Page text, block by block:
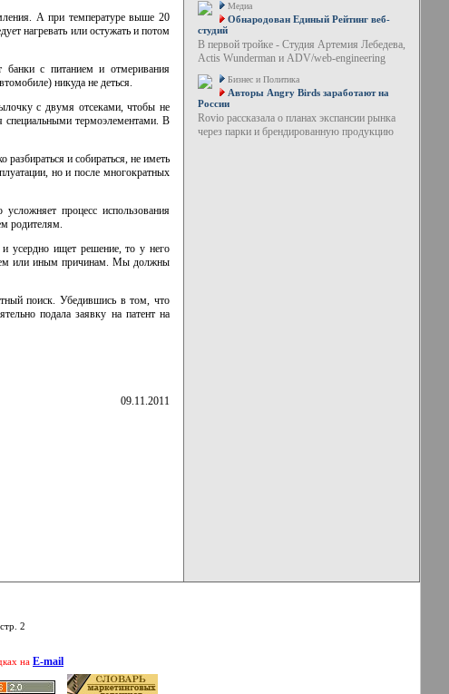
А при температуре выше 20
нагревать или остужать и потом
с питанием и отмеривания
никуда не деться.
с двумя отсеками, чтобы не
специальными термоэлементами. В
и собираться, не иметь
но и после многократных
процесс использования
родителям.
усердно ищет решение, то у него
тем или иным причинам. Мы должны
поиск. Убедившись в том, что
подала заявку на патент на
09.11.2011
Медиа
Обнародован Единый Рейтинг веб-
студий
В первой тройке - Студия Артемия Лебедева,
Actis Wunderman и ADV/web-engineering
Бизнес и Политика
Авторы Angry Birds заработают на
России
Rovio рассказала о планах экспансии рынка
через парки и брендированную продукцию
2
на E-mail